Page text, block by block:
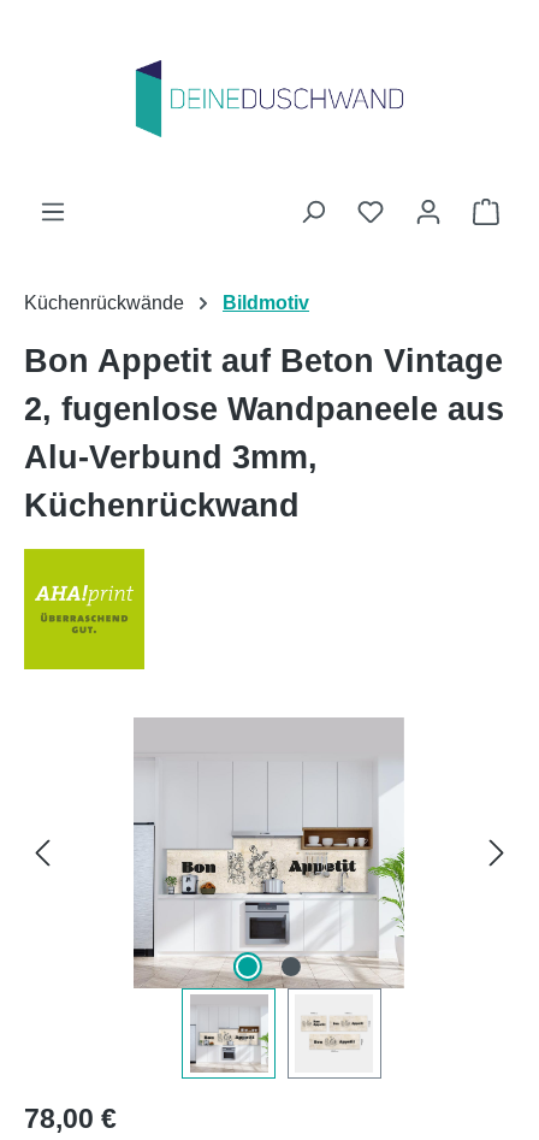
Du hast 0
Küchenrückwände Bildmotiv
Bon Appetit auf Beton Vintage
2, fugenlose Wandpaneele aus
Alu-Verbund 3mm,
Küchenrückwand
Regulärer Preis:
78,00 €